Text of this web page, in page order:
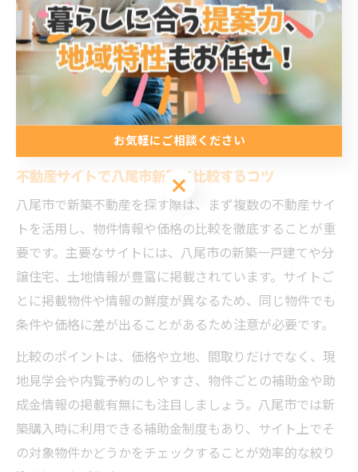
けながら、理想の新築不動産を見つけましょう。
不動産情報を活用した八尾市の新築選
不動産サイトで八尾市新築を比較するコツ
八尾市で新築不動産を探す際は、まず複数の不動産サイ
トを活用し、物件情報や価格の比較を徹底することが重
要です。主要なサイトには、八尾市の新築一戸建てや分
譲住宅、土地情報が豊富に掲載されています。サイトご
とに掲載物件や情報の鮮度が異なるため、同じ物件でも
条件や価格に差が出ることがあるため注意が必要です。
比較のポイントは、価格や立地、間取りだけでなく、現
地見学会や内覧予約のしやすさ、物件ごとの補助金や助
成金情報の掲載有無にも注目しましょう。八尾市では新
築購入時に利用できる補助金制度もあり、サイト上でそ
の対象物件かどうかをチェックすることが効率的な絞り
お気軽にご相談ください
お気軽にご相談ください